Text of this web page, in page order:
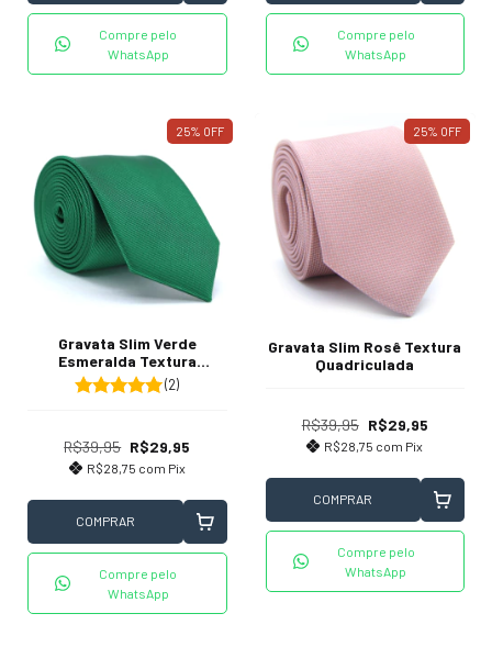
Compre pelo
WhatsApp
Compre pelo
WhatsApp
25% OFF
Gravata Slim Verde
Esmeralda Textura
Listrada (2)
R$39,95 R$29,95
R$28,75 com Pix
COMPRAR
Compre pelo
WhatsApp
25% OFF
Gravata Slim Rosê Textura
Quadriculada
R$39,95 R$29,95
R$28,75 com Pix
COMPRAR
Compre pelo
WhatsApp